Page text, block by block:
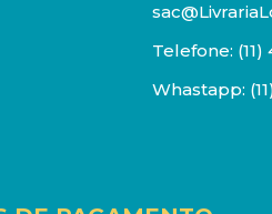
Telefone:
Whastapp: